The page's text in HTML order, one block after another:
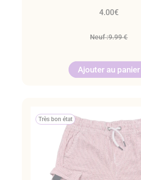
4.00€
Neuf :9.99 €
Ajouter au panier
Très bon état